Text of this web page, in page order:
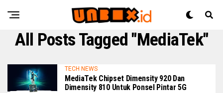
All Posts Tagged "MediaTek"
TECH NEWS
MediaTek Chipset Dimensity 920 Dan
Dimensity 810 Untuk Ponsel Pintar 5G